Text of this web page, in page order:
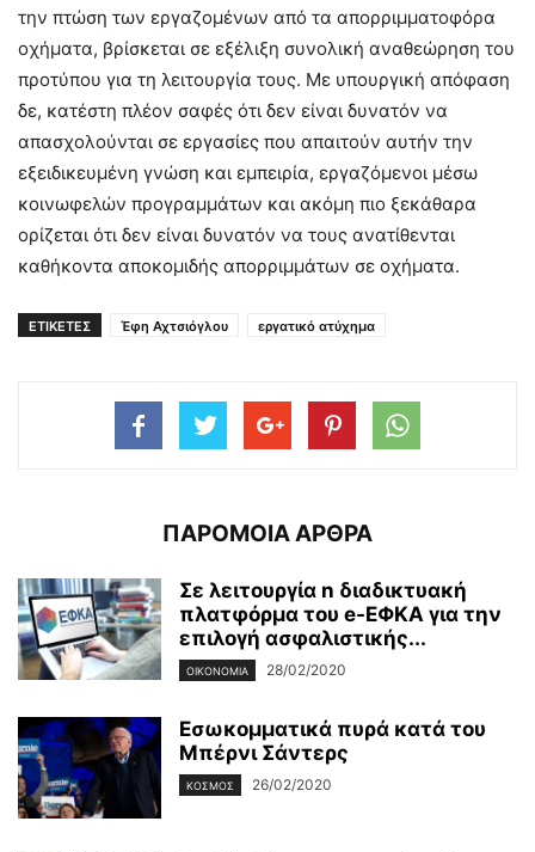
την πτώση των εργαζομένων από τα απορριμματοφόρα
οχήματα, βρίσκεται σε εξέλιξη συνολική αναθεώρηση του
προτύπου για τη λειτουργία τους. Με υπουργική απόφαση
δε, κατέστη πλέον σαφές ότι δεν είναι δυνατόν να
απασχολούνται σε εργασίες που απαιτούν αυτήν την
εξειδικευμένη γνώση και εμπειρία, εργαζόμενοι μέσω
κοινωφελών προγραμμάτων και ακόμη πιο ξεκάθαρα
ορίζεται ότι δεν είναι δυνατόν να τους ανατίθενται
καθήκοντα αποκομιδής απορριμμάτων σε οχήματα.
ΕΤΙΚΕΤΕΣ Έφη Αχτσιόγλου εργατικό ατύχημα
ΠΑΡΟΜΟΙΑ ΑΡΘΡΑ
Σε λειτουργία n διαδικτυακή
πλατφόρμα του e-ΕΦΚΑ για την
επιλογή ασφαλιστικής...
ΟΙΚΟΝΟΜΊΑ 28/02/2020
Εσωκομματικά πυρά κατά του
Μπέρνι Σάντερς
ΚΌΣΜΟΣ 26/02/2020